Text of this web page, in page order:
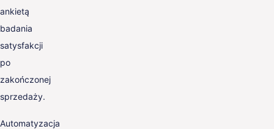
ankietą
badania
satysfakcji
po
zakończonej
sprzedaży.
Automatyzacja